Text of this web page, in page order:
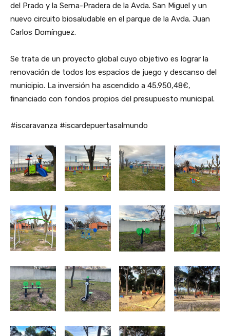
del Prado y la Serna-Pradera de la Avda. San Miguel y un
nuevo circuito biosaludable en el parque de la Avda. Juan
Carlos Domínguez.
Se trata de un proyecto global cuyo objetivo es lograr la
renovación de todos los espacios de juego y descanso del
municipio. La inversión ha ascendido a 45.950,48€,
financiado con fondos propios del presupuesto municipal.
#iscaravanza #iscardepuertasalmundo